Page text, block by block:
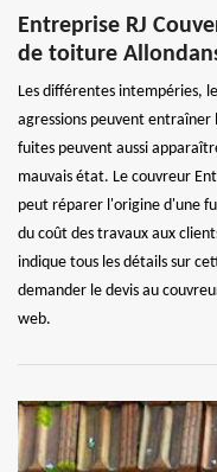
Entreprise RJ
de toiture
Les différentes intempéries,
agressions peuvent
fuites peuvent aussi
mauvais état. Le couvreur
peut réparer l'origine d'une
du coût des travaux aux
indique tous les détails sur
demander le devis au
web.